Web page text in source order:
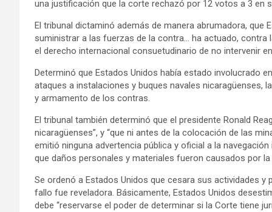
una justificación que la corte rechazó por 12 votos a 3 en
El tribunal dictaminó además de manera abrumadora, que
suministrar a las fuerzas de la contra… ha actuado, contra
el derecho internacional consuetudinario de no intervenir
Determinó que Estados Unidos había estado involucrado
ataques a instalaciones y buques navales nicaragüenses,
y armamento de los contras.
El tribunal también determinó que el presidente Ronald
nicaragüenses”, y “que ni antes de la colocación de las
emitió ninguna advertencia pública y oficial a la
que daños personales y materiales fueron causados por la
Se ordenó a Estados Unidos que cesara sus actividades
fallo fue reveladora. Básicamente, Estados Unidos
debe “reservarse el poder de determinar si la Corte tiene